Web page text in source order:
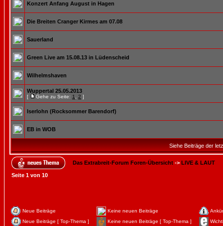
Konzert Anfang August in Hagen
Die Breiten Cranger Kirmes am 07.08
Sauerland
Green Live am 15.08.13 in Lüdenscheid
Wilhelmshaven
Wuppertal 25.05.2013
[ Gehe zu Seite: 1 2 ]
Iserlohn (Rocksommer Barendorf)
EB in WOB
Siehe Beiträge der
Das Extrabreit-Forum Foren-Übersicht -> LIVE & LAUT
Seite 1 von 10
Neue Beiträge Keine neuen Beiträge
Neue Beiträge [ Top-Thema ]
Keine neuen Beiträge [ Top-Thema ]